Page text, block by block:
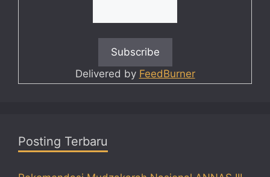
Delivered by FeedBurner
Posting Terbaru